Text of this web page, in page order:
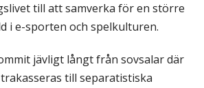
till att samverka för en större
i e-sporten och spelkulturen.
jävligt långt från sovsalar där
till separatistiska